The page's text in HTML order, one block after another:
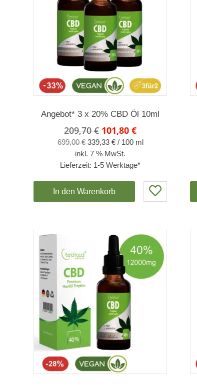
Angebot* 3 x 20% CBD Öl 10ml
209,70€ Ursprünglicher
Preis
war:
209,70 €
101,80€Aktueller
Preis
101,80 €.
699,00€ 339,33 €/ 100 ml
inkl. 7 % MwSt.
Lieferzeit: 1-5 Werktage*
In den Warenkorb